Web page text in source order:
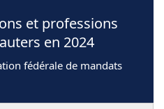
et professions
en 2024
fédérale de mandats